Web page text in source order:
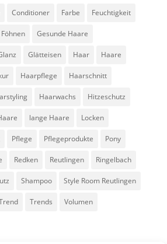
Conditioner Farbe Feuchtigkeit
Föhnen Gesunde Haare
Glätteisen Haar Haare
Haarpflege Haarschnitt
Haarwachs Hitzeschutz
lange Haare Locken
Pflege Pflegeprodukte Pony
Redken Reutlingen Ringelbach
Shampoo Style Room Reutlingen
Trends Volumen